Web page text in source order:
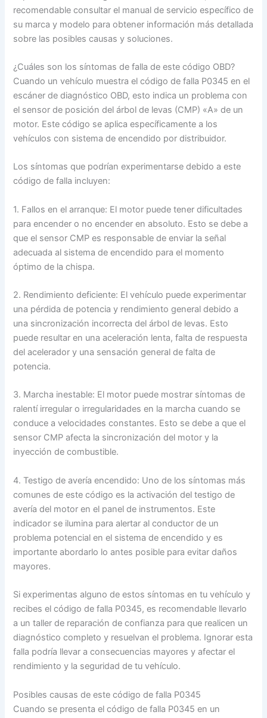
recomendable consultar el manual de servicio específico de
su marca y modelo para obtener información más detallada
sobre las posibles causas y soluciones.
¿Cuáles son los síntomas de falla de este código OBD?
Cuando un vehículo muestra el código de falla P0345 en el
escáner de diagnóstico OBD, esto indica un problema con
el sensor de posición del árbol de levas (CMP) «A» de un
motor. Este código se aplica específicamente a los
vehículos con sistema de encendido por distribuidor.
Los síntomas que podrían experimentarse debido a este
código de falla incluyen:
1. Fallos en el arranque: El motor puede tener dificultades
para encender o no encender en absoluto. Esto se debe a
que el sensor CMP es responsable de enviar la señal
adecuada al sistema de encendido para el momento
óptimo de la chispa.
2. Rendimiento deficiente: El vehículo puede experimentar
una pérdida de potencia y rendimiento general debido a
una sincronización incorrecta del árbol de levas. Esto
puede resultar en una aceleración lenta, falta de respuesta
del acelerador y una sensación general de falta de
potencia.
3. Marcha inestable: El motor puede mostrar síntomas de
ralentí irregular o irregularidades en la marcha cuando se
conduce a velocidades constantes. Esto se debe a que el
sensor CMP afecta la sincronización del motor y la
inyección de combustible.
4. Testigo de avería encendido: Uno de los síntomas más
comunes de este código es la activación del testigo de
avería del motor en el panel de instrumentos. Este
indicador se ilumina para alertar al conductor de un
problema potencial en el sistema de encendido y es
importante abordarlo lo antes posible para evitar daños
mayores.
Si experimentas alguno de estos síntomas en tu vehículo y
recibes el código de falla P0345, es recomendable llevarlo
a un taller de reparación de confianza para que realicen un
diagnóstico completo y resuelvan el problema. Ignorar esta
falla podría llevar a consecuencias mayores y afectar el
rendimiento y la seguridad de tu vehículo.
Posibles causas de este código de falla P0345
Cuando se presenta el código de falla P0345 en un